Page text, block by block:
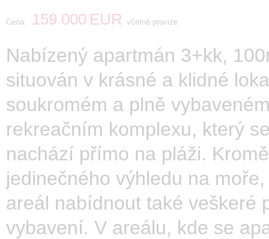
Cena: 159 000 EUR včetně provize
Nabízený apartmán 3+kk,
situován v krásné a klidné
soukromém a plně
rekreačním komplexu, který
nachází přímo na pláži. Kromě
jedinečného výhledu na
areál nabídnout také veškeré
vybavení. V areálu, kde se